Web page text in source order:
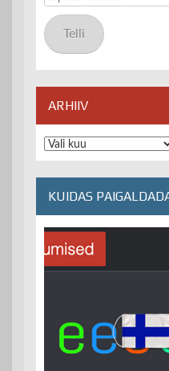
posti
aadress
Telli
ARHIIV
Arhiiv
KUIDAS